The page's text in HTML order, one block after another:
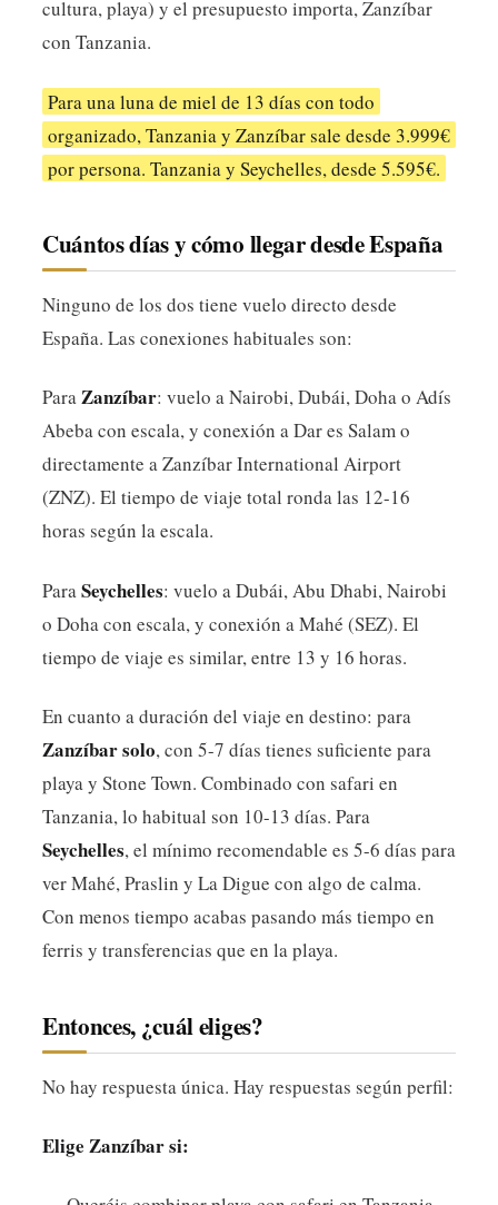
cultura, playa) y el presupuesto importa, Zanzíbar
con Tanzania.
Para una luna de miel de 13 días con todo
organizado, Tanzania y Zanzíbar sale desde 3.999€
por persona. Tanzania y Seychelles, desde 5.595€.
Cuántos días y cómo llegar desde España
Ninguno de los dos tiene vuelo directo desde
España. Las conexiones habituales son:
ParaZanzíbar: vuelo a Nairobi, Dubái, Doha o Adís
Abeba con escala, y conexión a Dar es Salam o
directamente a Zanzíbar International Airport
(ZNZ). El tiempo de viaje total ronda las 12-16
horas según la escala.
ParaSeychelles: vuelo a Dubái, Abu Dhabi, Nairobi
o Doha con escala, y conexión a Mahé (SEZ). El
tiempo de viaje es similar, entre 13 y 16 horas.
En cuanto a duración del viaje en destino: para
Zanzíbar solo, con 5-7 días tienes suficiente para
playa y Stone Town. Combinado con safari en
Tanzania, lo habitual son 10-13 días. Para
Seychelles, el mínimo recomendable es 5-6 días para
ver Mahé, Praslin y La Digue con algo de calma.
Con menos tiempo acabas pasando más tiempo en
ferris y transferencias que en la playa.
Entonces, ¿cuál eliges?
No hay respuesta única. Hay respuestas según perfil:
Elige Zanzíbar si: